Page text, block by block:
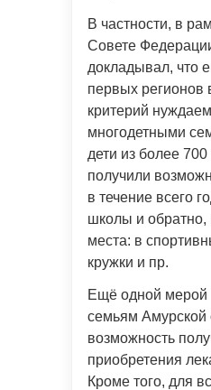
В частности, в
Совете
докладывал, что
первых регионов
критерий
многодетными
дети из более
получили
в течение всего
школы и
места: в
кружки и пр.
Ещё одной мерой
семьям Амурской
возможность
приобретения
Кроме того, для